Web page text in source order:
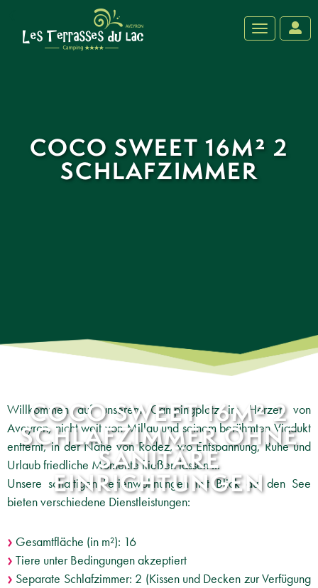
›
Toggle
COCO SWEET 16M² 2
SCHLAFZIMMER
COCO SWEET 16M² 2
SCHLAFZIMMER OHNE
SANITÄRE
EINRICHTUNGEN
Willkommen auf unserem Campingplatz im Herzen von
Aveyron, nicht weit von Millau und seinem berühmten Viadukt
entfernt, in der Nähe von Rodez, wo Entspannung, Ruhe und
Urlaub friedliche Momente fließen lassen ...
Unsere schattigen Ferienwohnungen mit Blick auf den See
bieten verschiedene Dienstleistungen:
Gesamtfläche (in m²): 16
Tiere unter Bedingungen akzeptiert
Separate Schlafzimmer: 2 (Kissen und Decken zur Verfügung